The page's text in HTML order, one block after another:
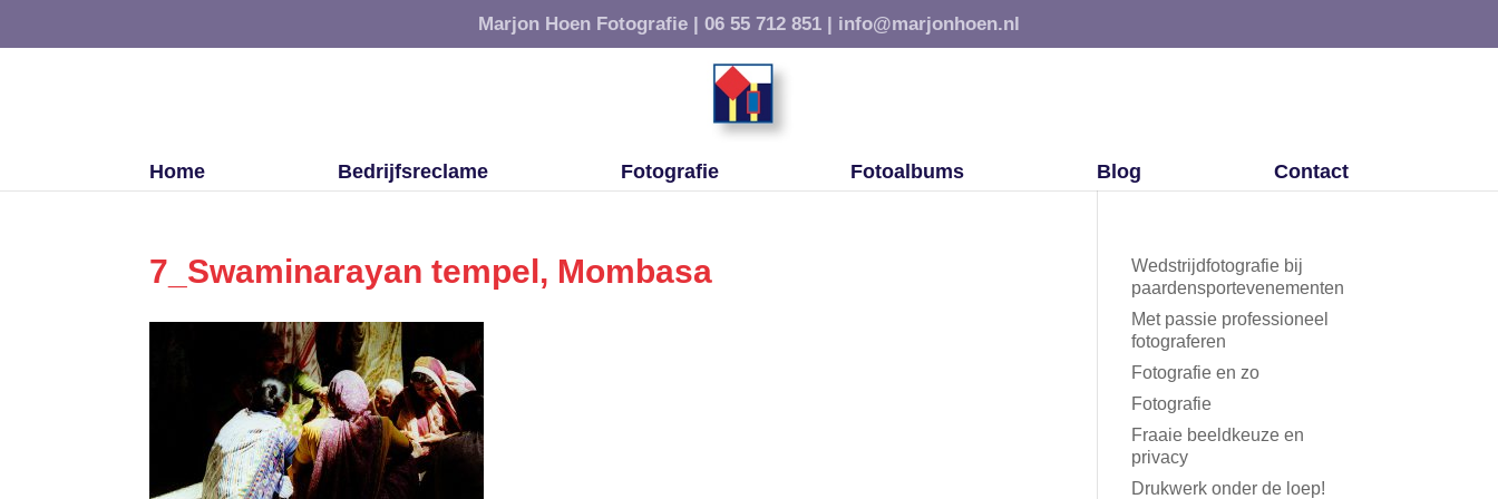
Marjon Hoen Fotografie | 06 55 712 851 | info@marjonhoen.nl
Home Bedrijfsreclame Fotografie Fotoalbums Blog Contact
7_Swaminarayan tempel, Mombasa
Wedstrijdfotografie bij
paardensportevenementen
Met passie professioneel
fotograferen
Fotografie en zo
Fotografie
Fraaie beeldkeuze en
privacy
Drukwerk onder de loep!